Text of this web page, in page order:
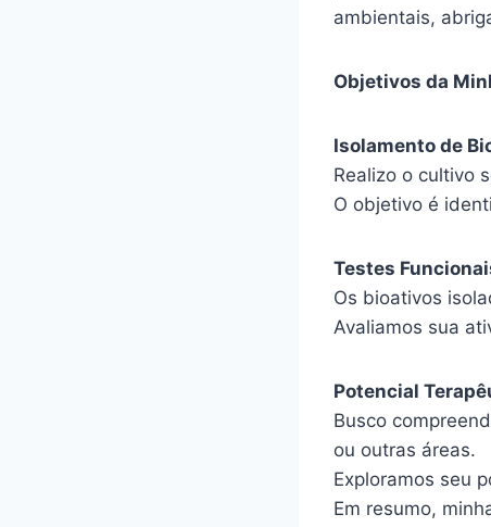
ambientais,
Objetivos da
Isolamento de
Realizo o cultivo
O objetivo é
Testes
Os bioativos
Avaliamos sua
Potencial
Busco
ou outras áreas.
Exploramos seu
Em resumo,